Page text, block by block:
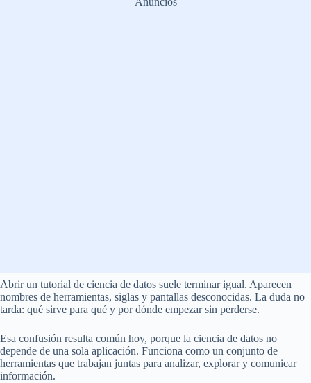
Abrir un tutorial de ciencia de datos suele terminar igual. Aparecen
nombres de herramientas, siglas y pantallas desconocidas. La duda no
tarda: qué sirve para qué y por dónde empezar sin perderse.
Esa confusión resulta común hoy, porque la ciencia de datos no
depende de una sola aplicación. Funciona como un conjunto de
herramientas que trabajan juntas para analizar, explorar y comunicar
información.